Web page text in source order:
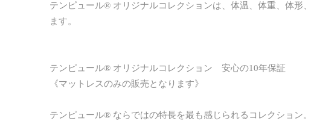
テンピュール® オリジナルコレクションは、体温、体重、体形
ます。
テンピュール® オリジナルコレクション 安心の10年保証
《マットレスのみの販売となります》
テンピュール® ならではの特長を最も感じられるコレクション